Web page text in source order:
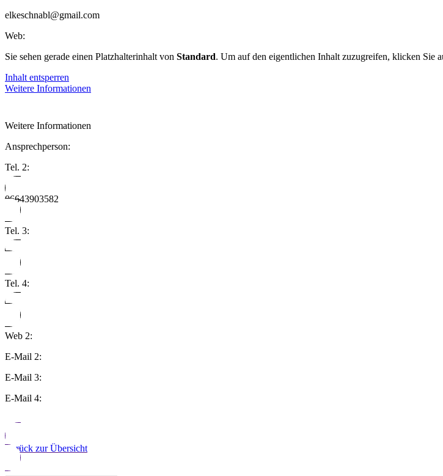
elkeschnabl@gmail.com
Web:
Sie sehen gerade einen Platzhalterinhalt von Standard. Um auf den eigentlichen Inhalt zuzugreifen, klicken Sie
Inhalt entsperren
Weitere Informationen
Weitere Informationen
Ansprechperson:
Tel. 2:
06643903582
Tel. 3:
Tel. 4:
Web 2:
E-Mail 2:
E-Mail 3:
E-Mail 4:
Zurück zur Übersicht